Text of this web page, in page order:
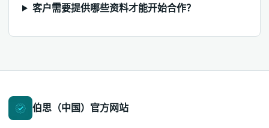
客户需要提供哪些资料才能开始合作？
伯思（中国）官方网站